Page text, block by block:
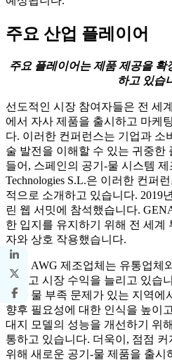
주요 산업 플레이어
주요 플레이어는 제품 제공을
하고 있습
선도적인 시장 참여자들은 전 세
에서 자사 제품을 출시하고 마케
다. 이러한 컨퍼런스는 기업과 소
술 발전을 이해할 수 있는 귀중한
들어, 스페인의 공기-물 시스템
Technologies S.L.은 이러한 컨퍼
적으로 소개하고 있습니다. 2019
린 웹 서밋에 참석했습니다.
한 입지를 유지하기 위해 전 세계
자와 상호 작용했습니다.
현지 AWG 제조업체는 유통업체
대하고 시장 수익을 늘리고 있습
통해 물 부족 문제가 있는 지역
향후 필요성에 대한 인식을 높이
대지 모델의 성능을 개선하기 위
통하고 있습니다. 더욱이, 점점 커
위해 새로운 공기-물 제품을 출시